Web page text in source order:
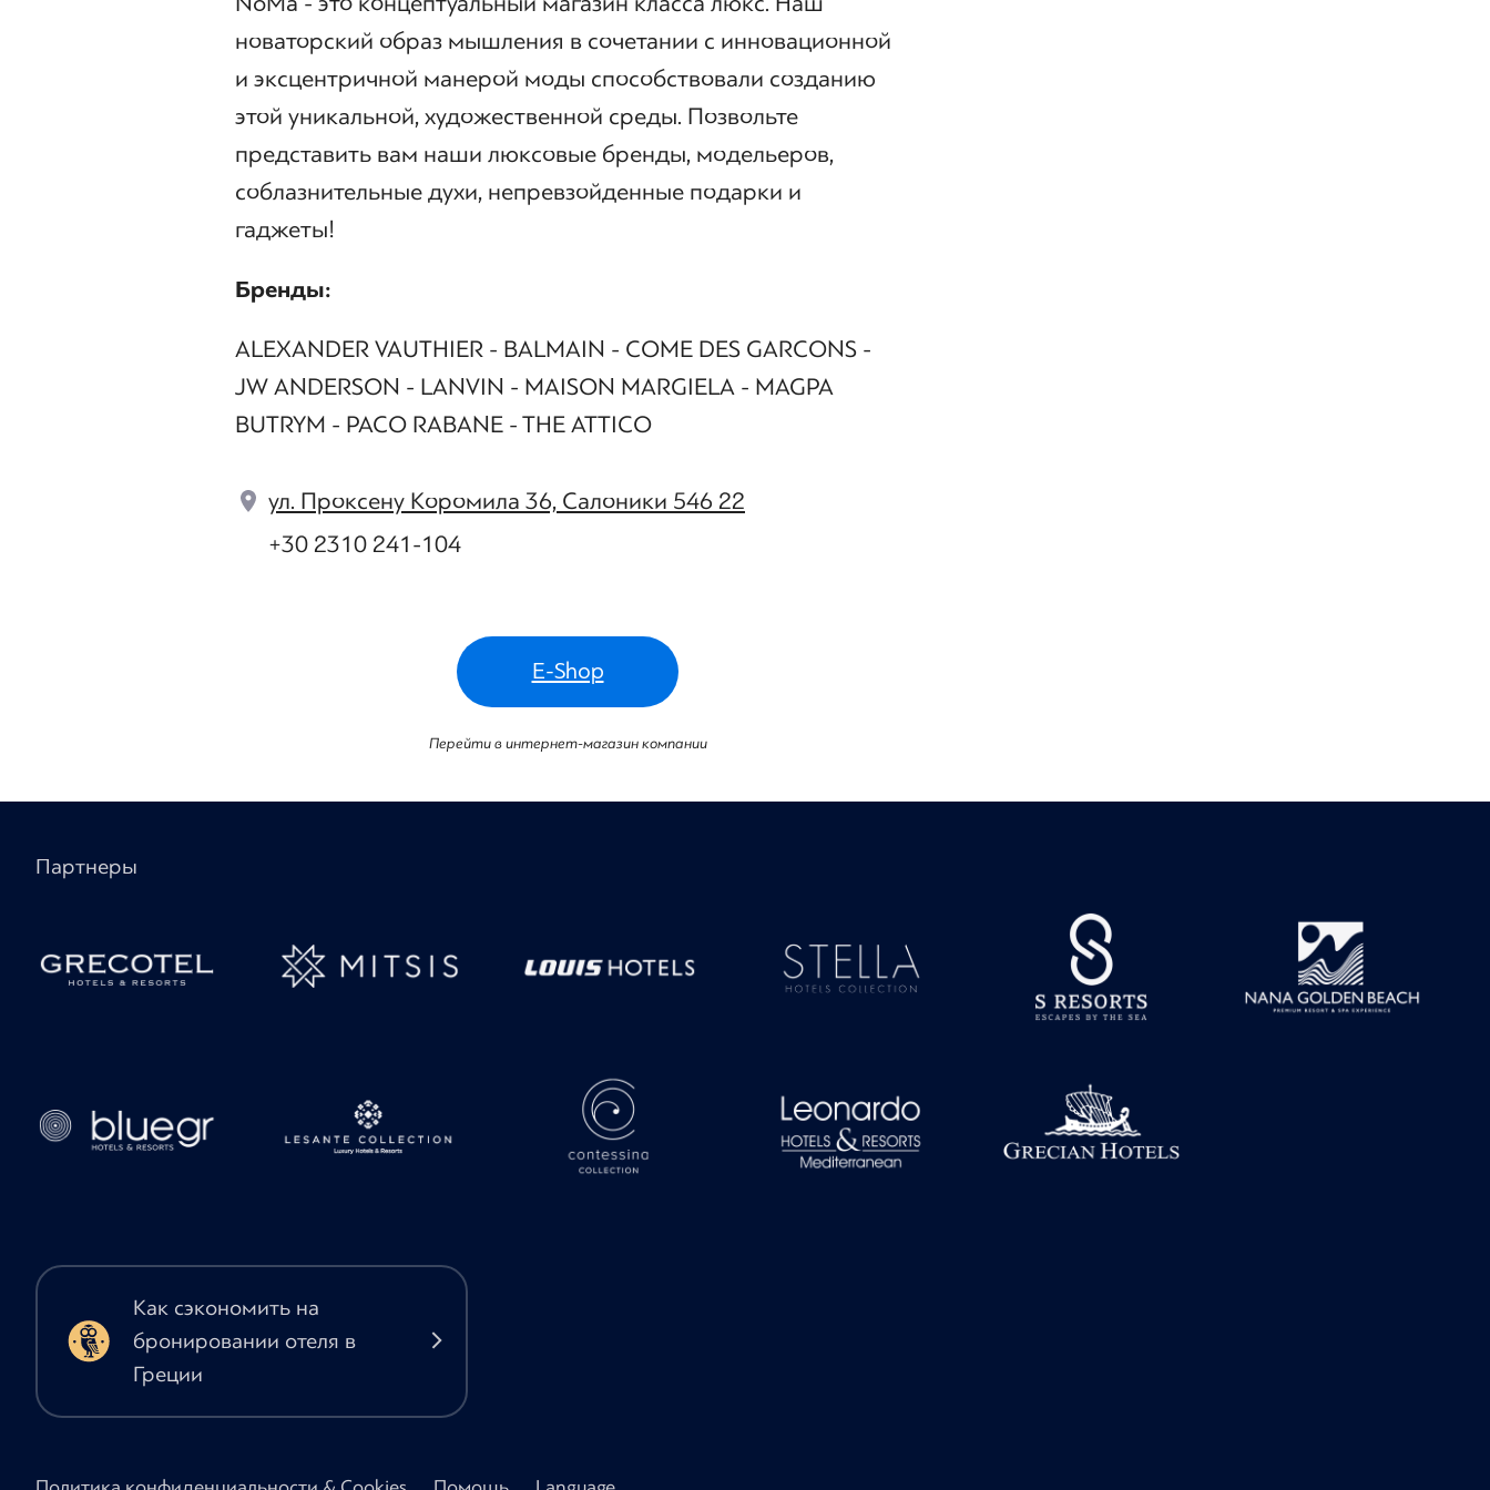
новаторский образ мышления в сочетании с инновационной
и эксцентричной манерой моды способствовали созданию
этой уникальной, художественной среды. Позвольте
представить вам наши люксовые бренды, модельеров,
соблазнительные духи, непревзойденные подарки и
гаджеты!
Бренды:
ALEXANDER VAUTHIER - BALMAIN - COME DES GARCONS -
JW ANDERSON - LANVIN - MAISON MARGIELA - MAGPA
BUTRYM - PACO RABANE - THE ATTICO
ул. Проксену Коромила 36, Салоники 546 22
+30 2310 241-104
E-Shop
Перейти в интернет-магазин компании
Партнеры
Как сэкономить на
бронировании отеля в
Греции